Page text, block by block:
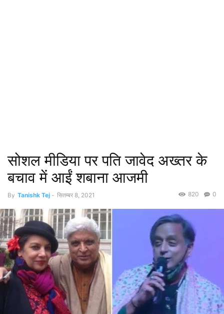
सोशल मीडिया पर पति जावेद अख्तर के
बचाव में आईं शबाना आजमी
By Tanishk Tej - सितम्बर 8, 2021 0
820